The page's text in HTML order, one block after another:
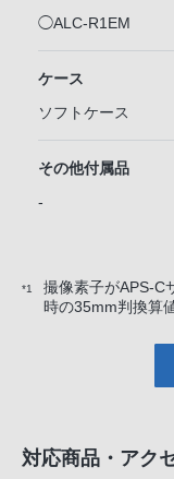
◯ALC-R1EM
ケース
ソフトケース
その他付属品
-
*1
撮像素子がAPS-C
時の35mm判換算
対応商品・アク